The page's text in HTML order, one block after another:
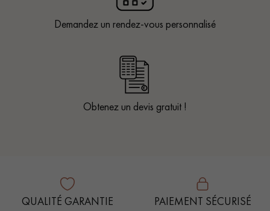
Demandez un rendez-vous personnalisé
Obtenez un devis gratuit !
QUALITÉ GARANTIE PAIEMENT SÉCURISÉ